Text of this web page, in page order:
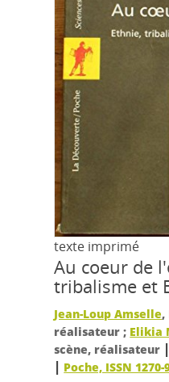
texte imprimé
Au coeur de
tribalisme et
Jean-Loup Amselle,
réalisateur ; Elikia
scène, réalisateur |
| Poche, ISSN 1270-